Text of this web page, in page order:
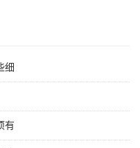
细
有